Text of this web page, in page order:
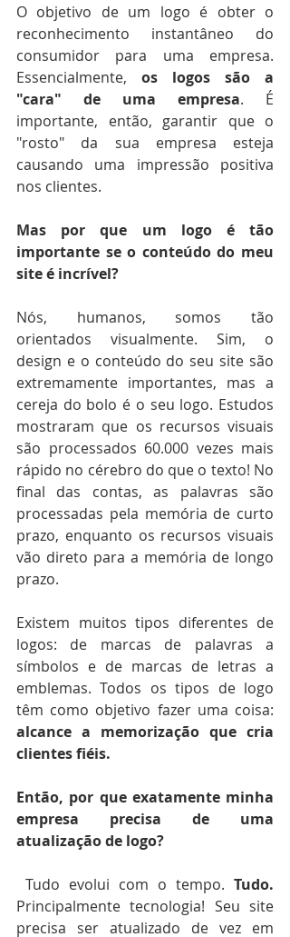
O objetivo de um logo é obter o
reconhecimento instantâneo do
consumidor para uma empresa.
Essencialmente, os logos são a
"cara" de uma empresa. É
importante, então, garantir que o
"rosto" da sua empresa esteja
causando uma impressão positiva
nos clientes.
Mas por que um logo é tão
importante se o conteúdo do meu
site é incrível?
Nós, humanos, somos tão
orientados visualmente. Sim, o
design e o conteúdo do seu site são
extremamente importantes, mas a
cereja do bolo é o seu logo. Estudos
mostraram que os recursos visuais
são processados ​​60.000 vezes mais
rápido no cérebro do que o texto! No
final das contas, as palavras são
processadas pela memória de curto
prazo, enquanto os recursos visuais
vão direto para a memória de longo
prazo.
Existem muitos tipos diferentes de
logos: de marcas de palavras a
símbolos e de marcas de letras a
emblemas. Todos os tipos de logo
alcance a memorização que cria
clientes fiéis.
Então, por que exatamente minha
empresa precisa de uma
atualização de logo?
Tudo evolui com o tempo. Tudo.
Principalmente tecnologia! Seu site
precisa ser atualizado de vez em